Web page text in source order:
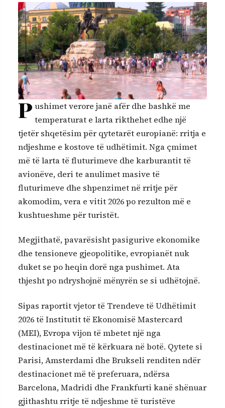
P ushimet verore janë afër dhe bashkë me
temperaturat e larta rikthehet edhe një
tjetër shqetësim për qytetarët europianë: rritja e
ndjeshme e kostove të udhëtimit. Nga çmimet
më të larta të fluturimeve dhe karburantit të
avionëve, deri te anulimet masive të
fluturimeve dhe shpenzimet në rritje për
akomodim, vera e vitit 2026 po rezulton më e
kushtueshme për turistët.
Megjithatë, pavarësisht pasigurive ekonomike
dhe tensioneve gjeopolitike, evropianët nuk
duket se po heqin dorë nga pushimet. Ata
thjesht po ndryshojnë mënyrën se si udhëtojnë.
Sipas raportit vjetor të Trendeve të Udhëtimit
2026 të Institutit të Ekonomisë Mastercard
(MEI), Evropa vijon të mbetet një nga
destinacionet më të kërkuara në botë. Qytete si
Parisi, Amsterdami dhe Brukseli renditen ndër
destinacionet më të preferuara, ndërsa
Barcelona, Madridi dhe Frankfurti kanë shënuar
gjithashtu rritje të ndjeshme të turistëve